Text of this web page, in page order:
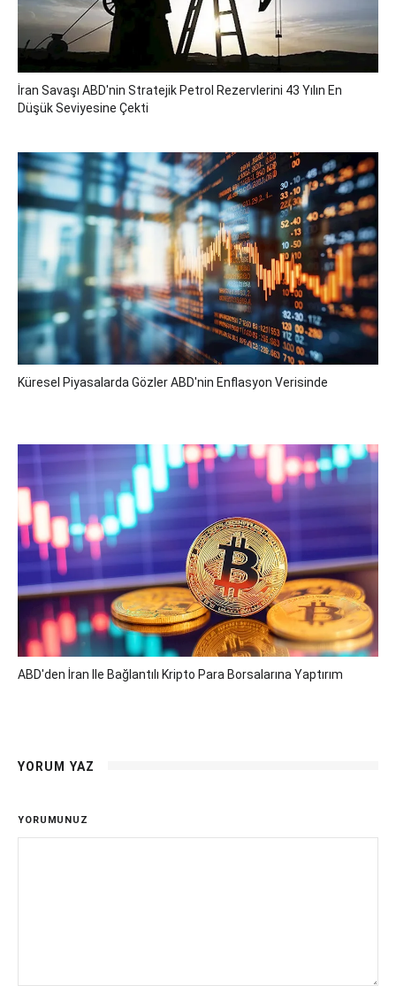
İran Savaşı ABD'nin Stratejik Petrol Rezervlerini 43 Yılın En
Düşük Seviyesine Çekti
Küresel Piyasalarda Gözler ABD'nin Enflasyon Verisinde
ABD'den İran Ile Bağlantılı Kripto Para Borsalarına Yaptırım
YORUM YAZ
YORUMUNUZ